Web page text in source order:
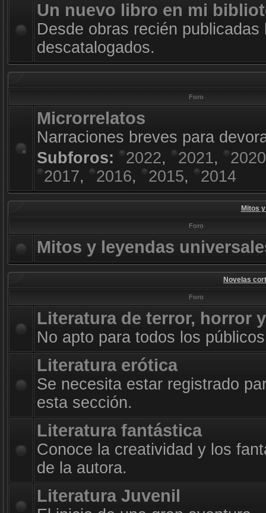
Un nuevo libro en mi
Desde obras recién publicadas
descatalogados.
Foro
Microrrelatos
Narraciones breves para
Subforos:
2022, 2021,
2020
2017, 2016, 2015, 2014
Mitos
Foro
Mitos y leyendas
Novelas
Foro
Literatura de terror, horror
No apto para todos los
Literatura erótica
Se necesita estar registrado
esta sección.
Literatura fantástica
Conoce la creatividad y los
de la autora.
Literatura Juvenil